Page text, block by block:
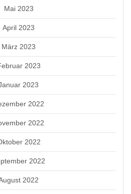
Mai 2023
April 2023
März 2023
2023
2023
2022
2022
2022
2022
2022